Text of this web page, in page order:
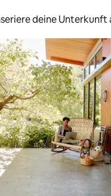
deine Unterkunft